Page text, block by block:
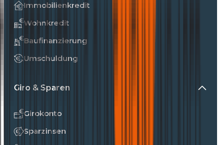
Immobilienkredit
Wohnkredit
Baufinanzierung
Umschuldung
Giro & Sparen
Girokonto
Sparzinsen